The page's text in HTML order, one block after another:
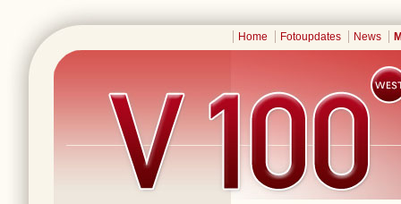
Home Fotoupdates News